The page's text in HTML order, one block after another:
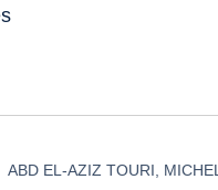
ABD EL-AZIZ TOURI